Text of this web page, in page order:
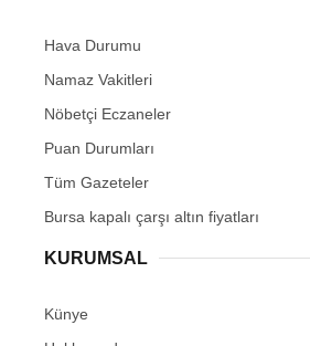
Hava Durumu
Namaz Vakitleri
Nöbetçi Eczaneler
Puan Durumları
Tüm Gazeteler
Bursa kapalı çarşı altın fiyatları
KURUMSAL
Künye